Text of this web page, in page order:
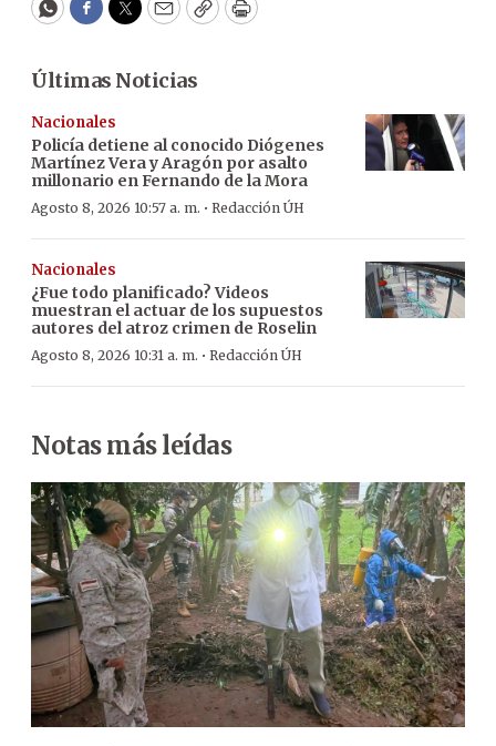
WhatsApp
Facebook
Twitter
EmailCopyPrint
Últimas Noticias
Nacionales
Policía detiene al conocido Diógenes
Martínez Vera y Aragón por asalto
millonario en Fernando de la Mora
Agosto 8, 2026 10:57 a. m. · Redacción ÚH
Nacionales
¿Fue todo planificado? Videos
muestran el actuar de los supuestos
autores del atroz crimen de Roselin
Agosto 8, 2026 10:31 a. m. · Redacción ÚH
Notas más leídas